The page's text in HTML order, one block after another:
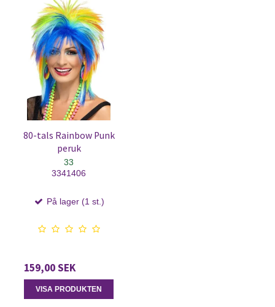
80-tals Rainbow Punk
peruk
33
3341406
På lager (1 st.)
159,00 SEK
VISA PRODUKTEN